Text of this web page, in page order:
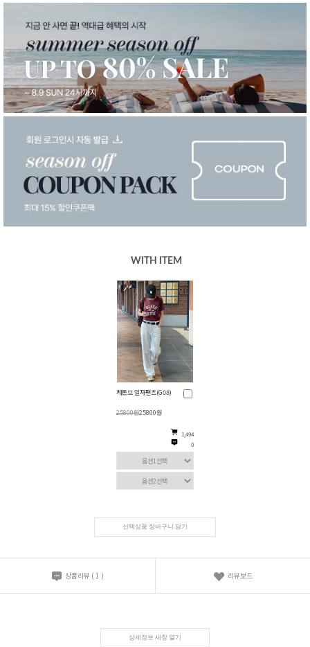
WITH ITEM
케돈브 일자팬츠(G08)
25800원25800원
1,494
0
선택상품 장바구니 담기
상품리뷰 ( 1 ) 리뷰보드
상세정보 새창 열기